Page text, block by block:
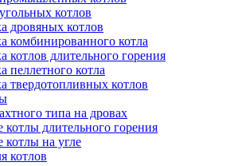
котлов
дровяных котлов
комбинированного котла
котлов длительного горения
пеллетного котла
твердотопливных котлов
типа на дровах
длительного горения
на угле
котлов